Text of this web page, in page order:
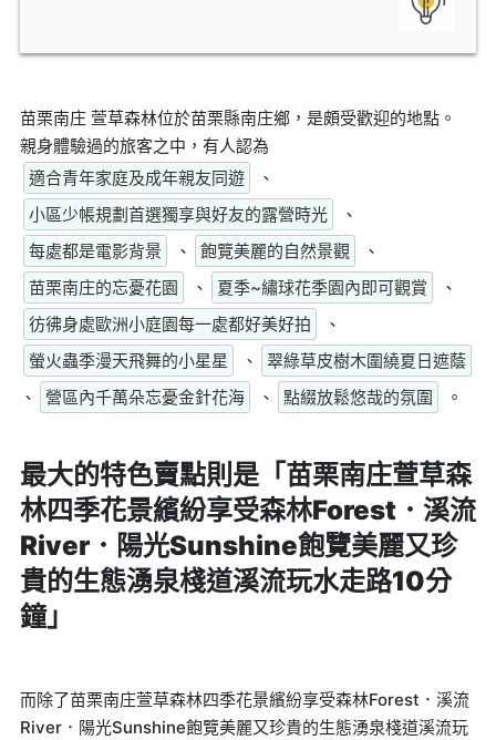
苗栗南庄 萱草森林位於苗栗縣南庄鄉，是頗受歡迎的地點。
親身體驗過的旅客之中，有人認為
適合青年家庭及成年親友同遊
、
小區少帳規劃首選獨享與好友的露營時光
、
每處都是電影背景
、 飽覽美麗的自然景觀
、
苗栗南庄的忘憂花園
、 夏季~繡球花季園內即可觀賞
、
彷彿身處歐洲小庭園每一處都好美好拍
、
螢火蟲季漫天飛舞的小星星
、
翠綠草皮樹木圍繞夏日遮蔭
、
營區內千萬朵忘憂金針花海 、 點綴放鬆悠哉的氛圍 。
最大的特色賣點則是「苗栗南庄萱草森
林四季花景繽紛享受森林Forest．溪流
River．陽光Sunshine飽覽美麗又珍
貴的生態湧泉棧道溪流玩水走路10分
鐘」
而除了苗栗南庄萱草森林四季花景繽紛享受森林Forest．溪流
River．陽光Sunshine飽覽美麗又珍貴的生態湧泉棧道溪流玩